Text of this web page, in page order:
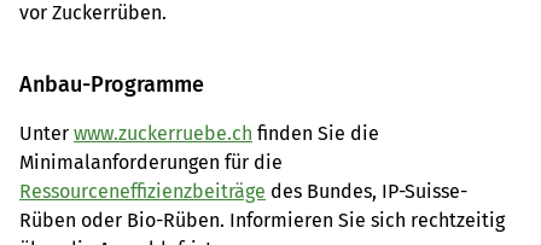
vor Zuckerrüben.
Anbau-Programme
Unter www.zuckerruebe.ch finden Sie die
Minimalanforderungen für die
Ressourceneffizienzbeiträge des Bundes, IP-Suisse-
Rüben oder Bio-Rüben. Informieren Sie sich rechtzeitig